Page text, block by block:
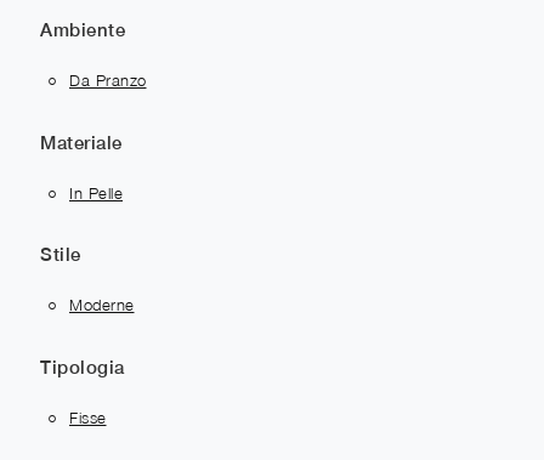
Ambiente
Da Pranzo
Materiale
In Pelle
Stile
Moderne
Tipologia
Fisse